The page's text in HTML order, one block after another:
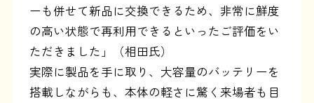
ーも併せて新品に交換できるため、非常に鮮度
の高い状態で再利用できるといったご評価をい
ただきました」（相田氏）
実際に製品を手に取り、大容量のバッテリーを
搭載しながらも、本体の軽さに驚く来場者も目